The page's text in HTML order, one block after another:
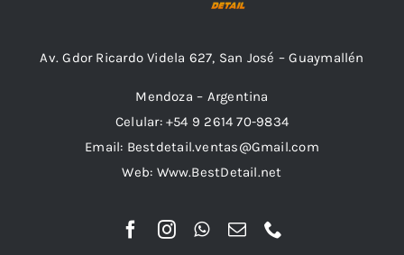
Av. Gdor Ricardo Videla 627, San José – Guaymallén
Mendoza – Argentina
Celular: +54 9 2614 70-9834
Email: Bestdetail.ventas@Gmail.com
Web: Www.BestDetail.net